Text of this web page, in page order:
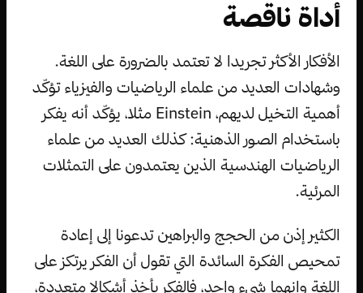
أداة ناقصة
الأفكار الأكثر تجريدا لا تعتمد بالضرورة على اللغة.
وشهادات العديد من علماء الرياضيات والفيزياء تؤكّد
أهمية التخيل لديهم، Einstein مثلا، يؤكّد أنه يفكر
باستخدام الصور الذهنية: كذلك العديد من علماء
الرياضيات الهندسية الذين يعتمدون على التمثلات
المرئية.
الكثير إذن من الحجج والبراهين تدعونا إلى إعادة
تمحيص الفكرة السائدة التي تقول أن الفكر يرتكز على
اللغة وانهما شيء واحد، فالفكر يأخذ أشكالا متعددة،